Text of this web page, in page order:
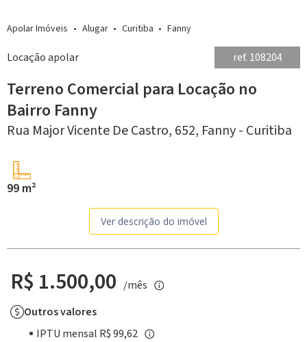
Apolar Imóveis Alugar Curitiba Fanny
Locação apolar ref. 108204
Terreno Comercial para Locação no
Bairro Fanny
Rua Major Vicente De Castro, 652, Fanny - Curitiba
99 m²
Ver descrição do imóvel
R$ 1.500,00 /mês
Outros valores
IPTU mensal R$ 99,62